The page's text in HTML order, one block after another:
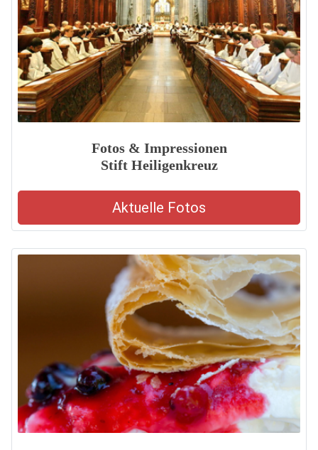
Fotos & Impressionen
Stift Heiligenkreuz
Aktuelle Fotos